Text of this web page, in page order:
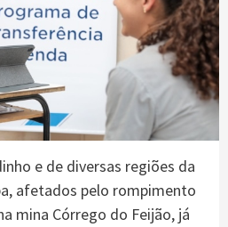
e de diversas regiões da
afetados pelo rompimento
mina Córrego do Feijão, já